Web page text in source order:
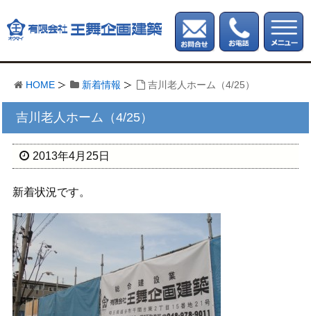
HOME 新着情報 吉川老人ホーム（4/25）
吉川老人ホーム（4/25）
2013年4月25日
新着状況です。